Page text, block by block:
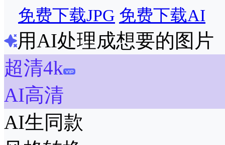
免费下载JPG 免费下载AI
用AI处理成想要的图片
超清4k
AI高清
AI生同款